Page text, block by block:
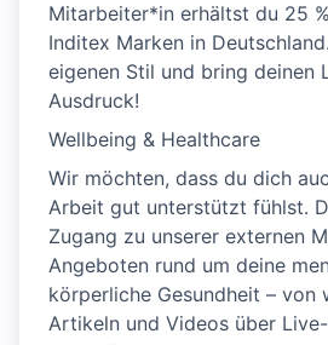
Mitarbeiter*in erhältst du 25
Inditex Marken in
eigenen Stil und bring deinen
Ausdruck!
Wellbeing & Healthcare
Wir möchten, dass du dich
Arbeit gut unterstützt fühlst.
Zugang zu unserer externen
Angeboten rund um deine
körperliche Gesundheit – von
Artikeln und Videos über